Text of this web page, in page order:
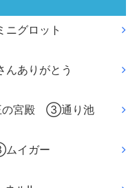
グロット
りがとう
宮殿 ③通り池
イガー